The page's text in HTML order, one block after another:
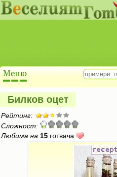
Билков оцет
Рейтинг:
Сложност:
Любима на 15 готвача